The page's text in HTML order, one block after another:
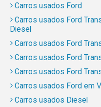
Carros usados Ford
Carros usados Ford
Diesel
Carros usados Ford
Carros usados Ford
Carros usados Ford
Carros usados Ford em
Carros usados Diesel